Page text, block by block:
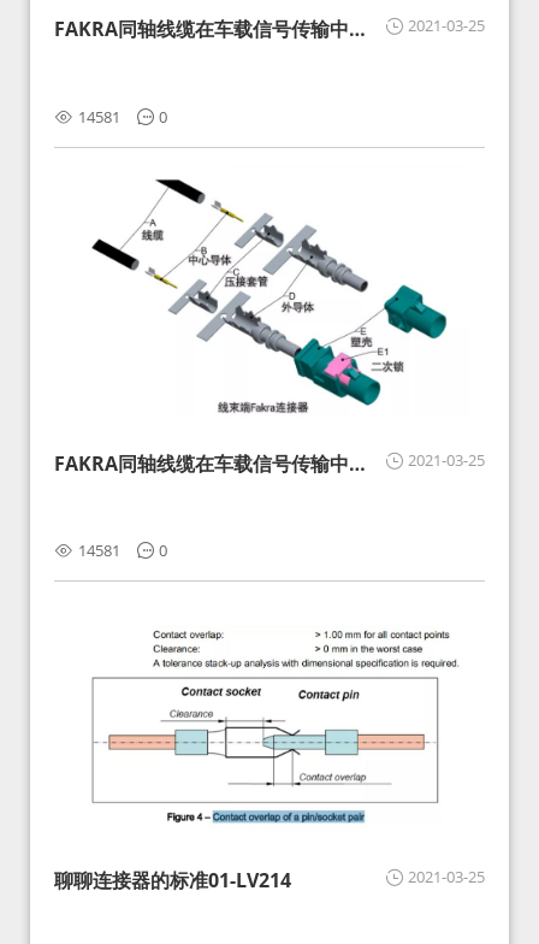
2021-03-25
FAKRA同轴线缆在车载信号传输中的
14581 0
2021-03-25
FAKRA同轴线缆在车载信号传输中的
14581 0
2021-03-25
聊聊连接器的标准01-LV214